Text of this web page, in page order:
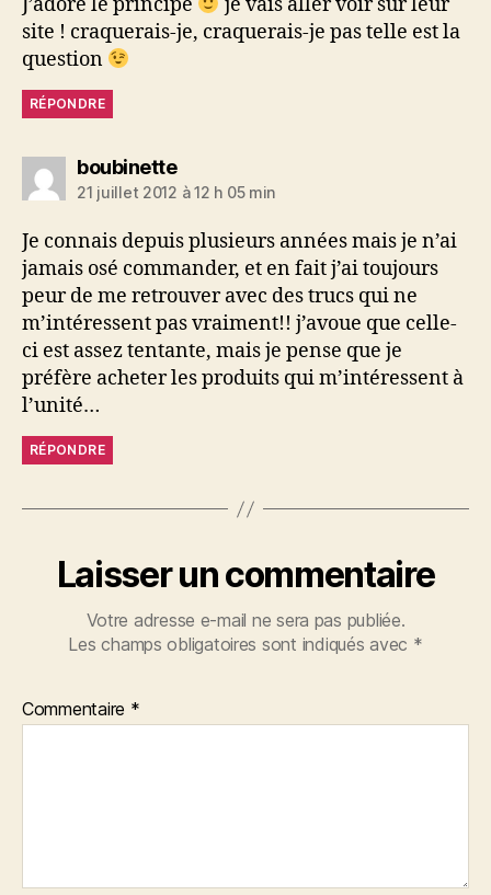
J’adore le principe
je vais aller voir sur leur
site ! craquerais-je, craquerais-je pas telle est la
question
RÉPONDRE
boubinettedit :
21 juillet 2012 à 12 h 05 min
Je connais depuis plusieurs années mais je n’ai
jamais osé commander, et en fait j’ai toujours
peur de me retrouver avec des trucs qui ne
m’intéressent pas vraiment!! j’avoue que celle-
ci est assez tentante, mais je pense que je
préfère acheter les produits qui m’intéressent à
l’unité…
RÉPONDRE
Laisser un commentaire
Votre adresse e-mail ne sera pas publiée.
Les champs obligatoires sont indiqués avec *
Commentaire *